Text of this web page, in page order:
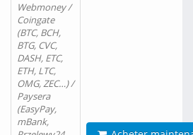
Webmoney /
Coingate
(BTC, BCH,
BTG, CVC,
DASH, ETC,
ETH, LTC,
OMG, ZEC…) /
Paysera
(EasyPay,
mBank,